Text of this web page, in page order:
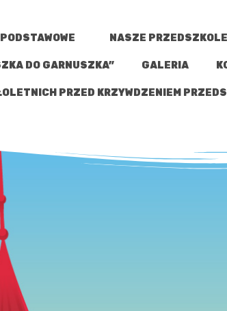
NASZE PRZEDSZKOLE
DO GARNUSZKA” GALERIA
PRZED KRZYWDZENIEM